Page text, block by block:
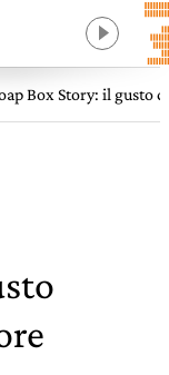
Box Story: il gusto